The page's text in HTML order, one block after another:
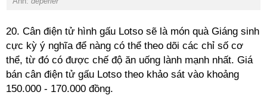
20. Cân điện tử hình gấu Lotso sẽ là món quà Giáng sinh
cực kỳ ý nghĩa để nàng có thể theo dõi các chỉ số cơ
thể, từ đó có được chế độ ăn uống lành mạnh nhất. Giá
bán cân điện tử gấu Lotso theo khảo sát vào khoảng
150.000 - 170.000 đồng.